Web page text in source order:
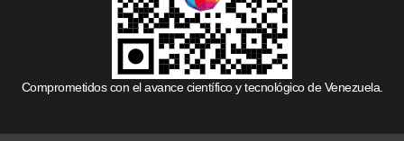
Comprometidos con el avance científico y tecnológico de Venezuela.